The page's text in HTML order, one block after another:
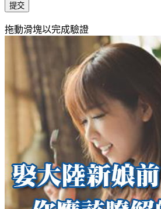
提交
拖動滑塊以完成驗證